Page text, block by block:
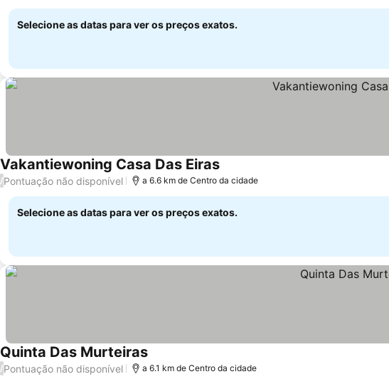
Selecione as datas para ver os preços exatos.
Vakantiewoning Casa Das EirasVer preços
/Pontuação não disponível a 6.6 km de Centro da cidade
Selecione as datas para ver os preços exatos.
Quinta Das MurteirasVer preços
/Pontuação não disponível a 6.1 km de Centro da cidade